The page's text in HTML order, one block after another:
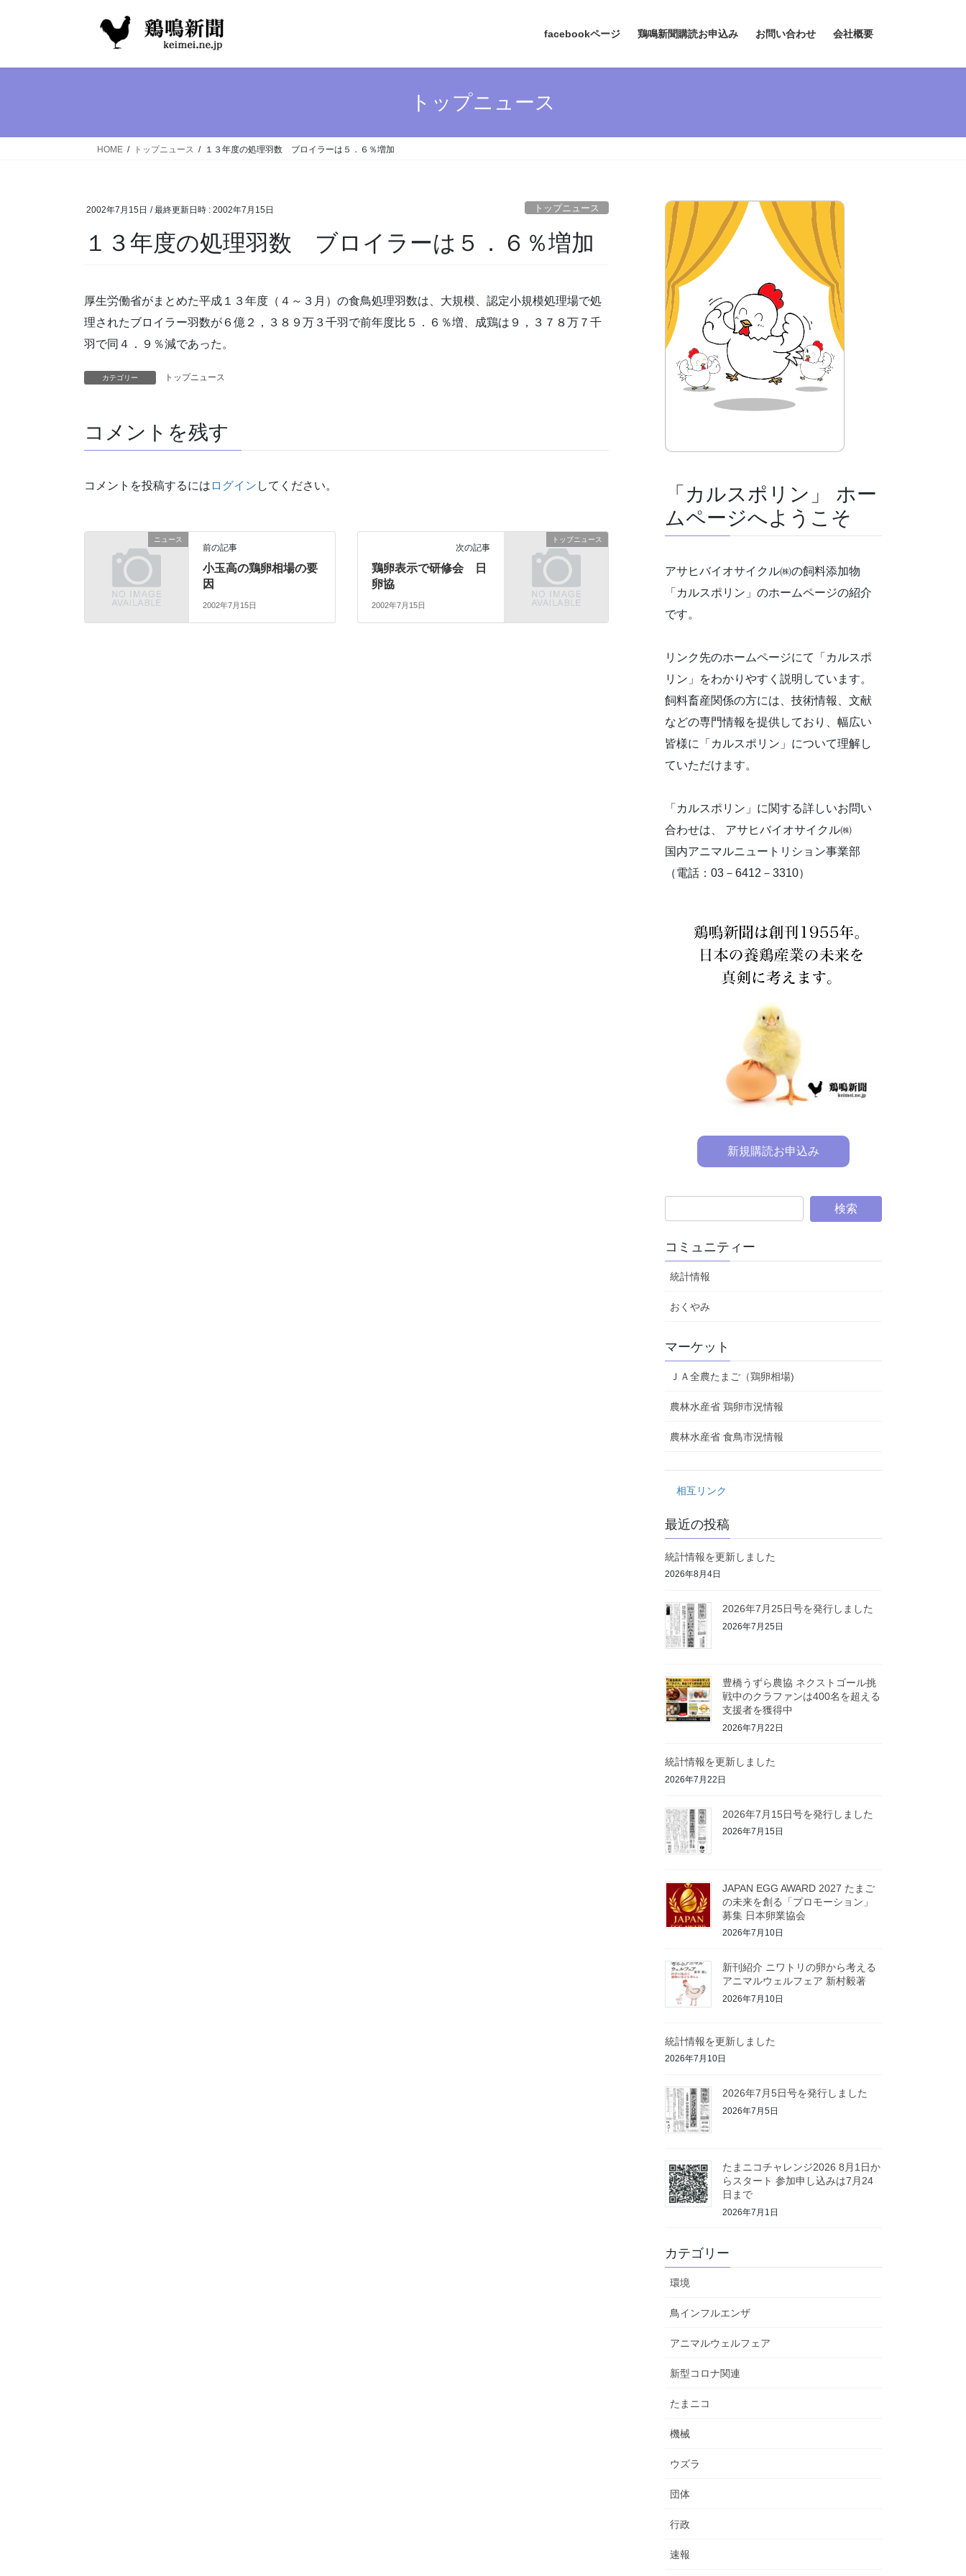
facebookページ 鶏鳴新聞購読お申込み お問い合わせ 会社概要
トップニュース
HOME トップニュース １３年度の処理羽数 ブロイラーは５．６％増加
2002年7月15日 / 最終更新日時 : 2002年7月15日 トップニュース
１３年度の処理羽数 ブロイラーは５．６％増加
厚生労働省がまとめた平成１３年度（４～３月）の食鳥処理羽数は、大規模、認定小規模処理場で処
理されたブロイラー羽数が６億２，３８９万３千羽で前年度比５．６％増、成鶏は９，３７８万７千
羽で同４．９％減であった。
カテゴリー トップニュース
コメントを残す
コメントを投稿するには ログイン してください。
ニュース
前の記事
小玉高の鶏卵相場の要
因
2002年7月15日
トップニュース
次の記事
鶏卵表示で研修会 日
卵協
2002年7月15日
「カルスポリン」 ホー
ムページへようこそ
アサヒバイオサイクル㈱の飼料添加物
「カルスポリン」のホームページの紹介
です。
リンク先のホームページにて「カルスポ
リン」をわかりやすく説明しています。
飼料畜産関係の方には、技術情報、文献
などの専門情報を提供しており、幅広い
皆様に「カルスポリン」について理解し
ていただけます。
「カルスポリン」に関する詳しいお問い
合わせは、 アサヒバイオサイクル㈱
国内アニマルニュートリション事業部
（電話：03－6412－3310）
新規購読お申込み
コミュニティー
統計情報
おくやみ
マーケット
ＪＡ全農たまご（鶏卵相場)
農林水産省 鶏卵市況情報
農林水産省 食鳥市況情報
相互リンク
最近の投稿
統計情報を更新しました
2026年8月4日
2026年7月25日号を発行しました
2026年7月25日
豊橋うずら農協 ネクストゴール挑
戦中のクラファンは400名を超える
支援者を獲得中
2026年7月22日
統計情報を更新しました
2026年7月22日
2026年7月15日号を発行しました
2026年7月15日
JAPAN EGG AWARD 2027 たまご
の未来を創る「プロモーション」
募集 日本卵業協会
2026年7月10日
新刊紹介 ニワトリの卵から考える
アニマルウェルフェア 新村毅著
2026年7月10日
統計情報を更新しました
2026年7月10日
2026年7月5日号を発行しました
2026年7月5日
たまニコチャレンジ2026 8月1日か
らスタート 参加申し込みは7月24
日まで
2026年7月1日
カテゴリー
環境
鳥インフルエンザ
アニマルウェルフェア
新型コロナ関連
たまニコ
機械
ウズラ
団体
行政
速報